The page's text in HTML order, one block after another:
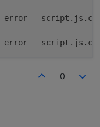
error
error
0